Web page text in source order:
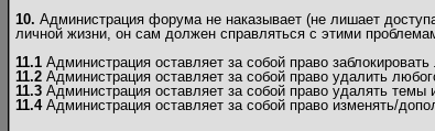
10. Администрация форума не наказывает (не лишает
личной жизни, он сам должен справляться с этими
11.1 Администрация оставляет за собой право
11.2 Администрация оставляет за собой право удалить
11.3 Администрация оставляет за собой право удалять
11.4Администрация оставляет за собой право изменять/